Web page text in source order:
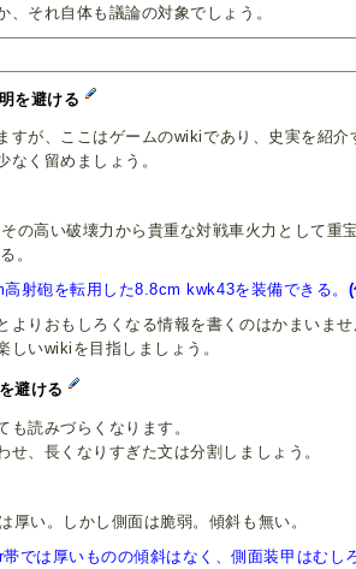
、それ自体も議論の対象でしょう。
を避ける
すが、ここはゲームのwikiであり、史実を紹介
なく留めましょう。
の高い破壊力から貴重な対戦車火力として
。
射砲を転用した8.8cm kwk43を装備できる。
よりおもしろくなる情報を書くのはかまいませ
しいwikiを目指しましょう。
避ける
も読みづらくなります。
せ、長くなりすぎた文は分割しましょう。
厚い。しかし側面は脆弱。傾斜も無い。
では厚いものの傾斜はなく、側面装甲はむし